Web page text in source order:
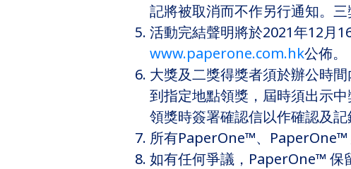
記將被取消而不作另行通知。
活動完結聲明將於2021年12月
www.paperone.com.hk公佈。
大獎及二獎得獎者須於辦公時
到指定地點領獎，屆時須出示
領獎時簽署確認信以作確認及
所有PaperOne™、PaperOne™
如有任何爭議，PaperOne™ 保